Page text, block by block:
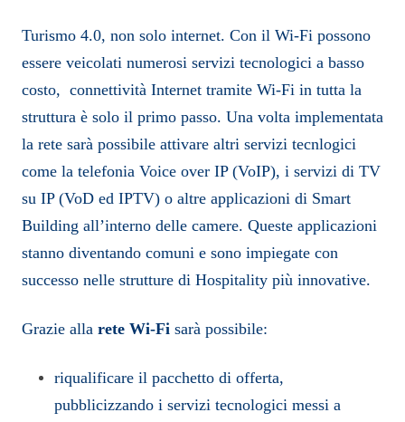
Turismo 4.0, non solo internet. Con il Wi-Fi possono
essere veicolati numerosi servizi tecnologici a basso
costo, connettività Internet tramite Wi-Fi in tutta la
struttura è solo il primo passo. Una volta implementata
la rete sarà possibile attivare altri servizi tecnlogici
come la telefonia Voice over IP (VoIP), i servizi di TV
su IP (VoD ed IPTV) o altre applicazioni di Smart
Building all’interno delle camere. Queste applicazioni
stanno diventando comuni e sono impiegate con
successo nelle strutture di Hospitality più innovative.
Grazie alla rete Wi-Fi sarà possibile:
riqualificare il pacchetto di offerta,
pubblicizzando i servizi tecnologici messi a